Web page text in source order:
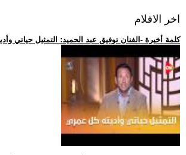
اخر الافلام
.. كلمة أخيرة -الفنان توفيق عبد الحميد: التمثيل حياتي